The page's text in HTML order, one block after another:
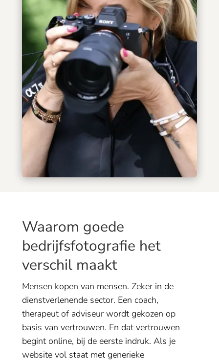
Waarom goede
bedrijfsfotografie het
verschil maakt
Mensen kopen van mensen. Zeker in de
dienstverlenende sector. Een coach,
therapeut of adviseur wordt gekozen op
basis van vertrouwen. En dat vertrouwen
begint online, bij de eerste indruk. Als je
website vol staat met generieke